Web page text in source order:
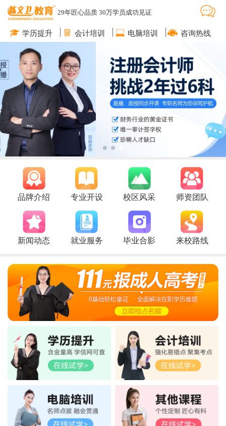
29年匠心品质 30万学员成功见证
学历提升 会计培训 电脑培训 咨询热线
品牌介绍 专业开设 校区风采 师资团队
新闻动态 就业服务 毕业合影 来校路线